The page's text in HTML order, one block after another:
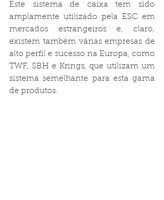
Este sistema de caixa tem sido
amplamente utilizado pela ESC em
mercados estrangeiros e, claro,
existem também várias empresas de
alto perfil e sucesso na Europa, como
TWF, SBH e Krings, que utilizam um
sistema semelhante para esta gama
de produtos.